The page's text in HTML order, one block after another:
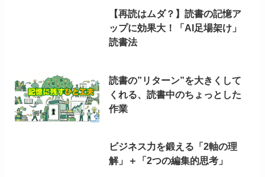
【再読はムダ？】読書の記憶ア
ップに効果大！「AI足場架け」
読書法
読書の”リターン”を大きくして
くれる、読書中のちょっとした
作業
ビジネス力を鍛える「2軸の理
解」＋「2つの編集的思考」